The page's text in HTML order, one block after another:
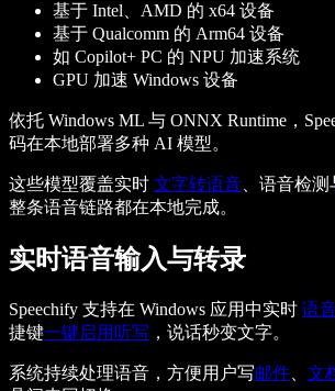
基于 Intel、AMD 的 x64 设备
基于 Qualcomm 的 Arm64 设备
如 Copilot+ PC 的 NPU 加速系统
GPU 加速 Windows 设备
依托 Windows ML 与 ONNX Runtime，
码在本地部署多种 AI 模型。
这些模型覆盖实时 文字转语音、语音检测
整条语音链路都在本地完成。
实时语音输入与转录
Speechify 支持在 Windows 应用中实时 语
捷键一键启用听写 ，说话秒变文字。
系统持续处理语音，方便用户写邮件 文